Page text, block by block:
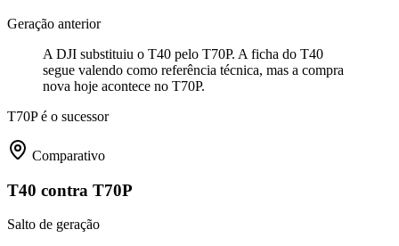
Geração anterior
A DJI substituiu o T40 pelo T70P. A ficha do T40
segue valendo como referência técnica, mas a compra
nova hoje acontece no T70P.
T70P é o sucessor
Comparativo
T40 contra T70P
Salto de geração